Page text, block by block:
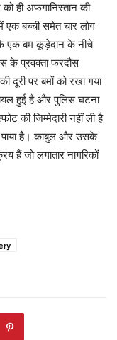
ही अफगानिस्तान की
एक बच्ची समेत चार लोग
एक बम कूड़ेदान के नीचे
के प्रवक्ता फरदौस
दूरी पर बमों को रखा गया
हुई है और पुलिस घटना
की जिम्मेदारी नहीं ली है
पाया है। काबुल और उसके
हैं जो लगातार नागरिकों